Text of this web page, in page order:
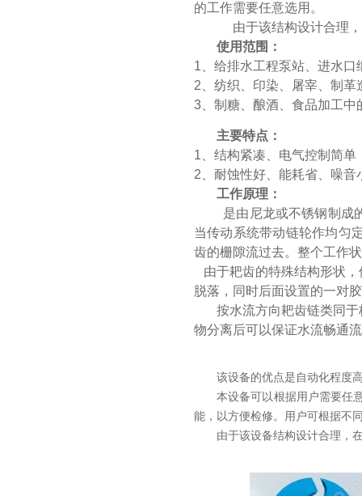
的工作需要任意选用。
由于该结构设计合理，
使用范围：
1、给排水工程泵站、进水口
2、纺织、印染、屠宰、制
3、制糖、酿酒、食品加工中
主要特点：
1、结构紧凑、电气控制简单
2、耐蚀性好、能耗省、噪音
工作原理：
是由尼龙或不锈钢制成
当传动系统带动链轮作均匀
齿的栅隙流过去。整个工作
由于耙齿的特殊结构形状
脱落，同时后面设置的一对
按水流方向耙齿链类同
物分离后可以保证水流畅通
该设备的优点是自动化程度
本设备可以根据用户需要任
能，以方便检修。用户可根据不
由于该设备结构设计合理，